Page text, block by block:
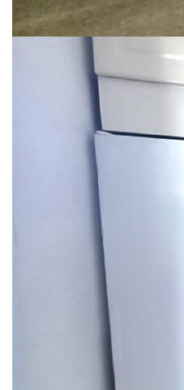
électriques rénovés en 2018,
isolation thermique et phonique.
Électricité : Tableau et circuit
en 2013, garantissant
Cuisine et Salle de Bains :
quelques années, avec des
design moderne.
Agencement : Un excellent
un espace de vie spacieux et
chaussée, et un étage dédié
Double Vitrage et Volets
thermique et acoustique
Terrasse de 24 m² : Idéale
Emplacement Idéal : À
commerces, écoles et
Ne manquez pas cette
bien rare en centre-ville.